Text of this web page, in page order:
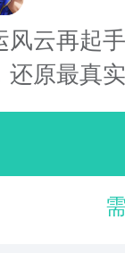
风云再起
还原最真